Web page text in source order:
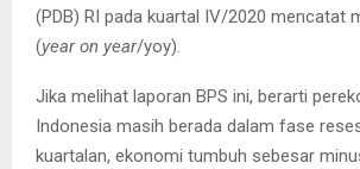
(PDB) RI pada kuartal IV/2020 mencatat
(year on year/yoy).
Jika melihat laporan BPS ini, berarti
Indonesia masih berada dalam fase
kuartalan, ekonomi tumbuh sebesar